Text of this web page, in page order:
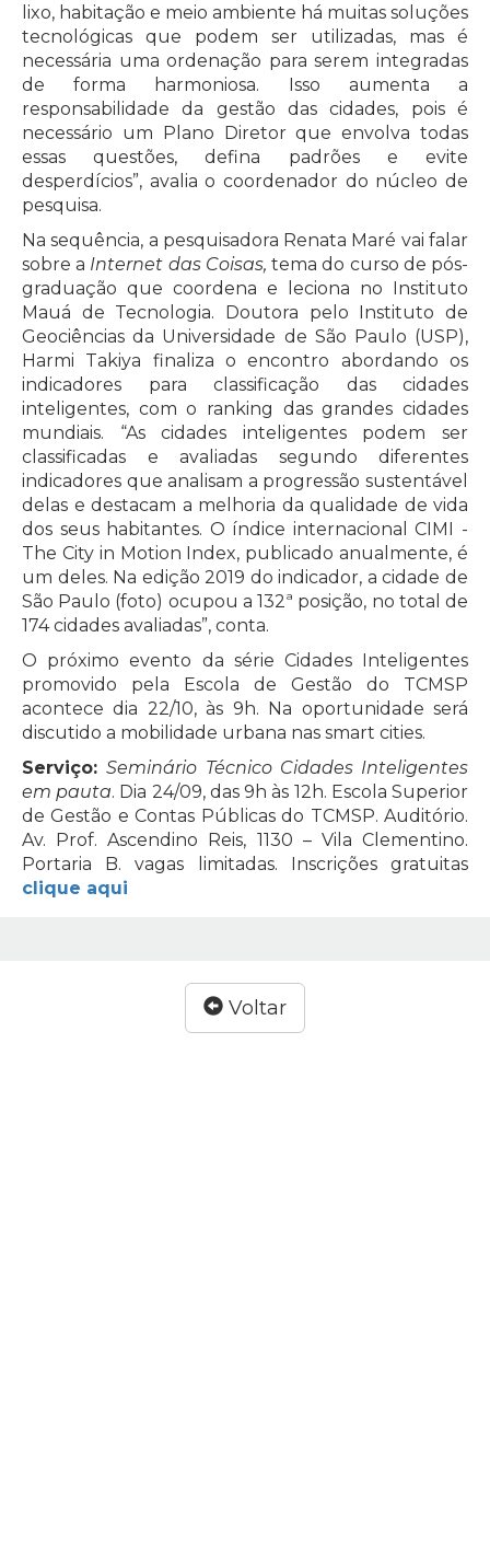
lixo, habitação e meio ambiente há muitas soluções
tecnológicas que podem ser utilizadas, mas é
necessária uma ordenação para serem integradas
de forma harmoniosa. Isso aumenta a
responsabilidade da gestão das cidades, pois é
necessário um Plano Diretor que envolva todas
essas questões, defina padrões e evite
desperdícios”, avalia o coordenador do núcleo de
pesquisa.
Na sequência, a pesquisadora Renata Maré vai falar
sobre a Internet das Coisas,tema do curso de pós-
graduação que coordena e leciona no Instituto
Mauá de Tecnologia. Doutora pelo Instituto de
Geociências da Universidade de São Paulo (USP),
Harmi Takiya finaliza o encontro abordando os
indicadores para classificação das cidades
inteligentes, com o ranking das grandes cidades
mundiais. “As cidades inteligentes podem ser
classificadas e avaliadas segundo diferentes
indicadores que analisam a progressão sustentável
delas e destacam a melhoria da qualidade de vida
dos seus habitantes. O índice internacional CIMI -
The City in Motion Index, publicado anualmente, é
um deles. Na edição 2019 do indicador, a cidade de
São Paulo (foto) ocupou a 132ª posição, no total de
174 cidades avaliadas”, conta.
O próximo evento da série Cidades Inteligentes
promovido pela Escola de Gestão do TCMSP
acontece dia 22/10, às 9h. Na oportunidade será
discutido a mobilidade urbana nas smart cities.
Serviço:Seminário Técnico Cidades Inteligentes
em pauta. Dia 24/09, das 9h às 12h. Escola Superior
de Gestão e Contas Públicas do TCMSP. Auditório.
Av. Prof. Ascendino Reis, 1130 – Vila Clementino.
Portaria B. vagas limitadas. Inscrições gratuitas
clique aqui
Voltar